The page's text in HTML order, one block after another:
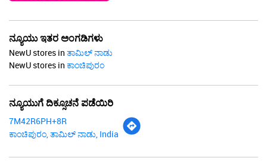
ನ್ಯೂಯು ಇತರ ಅಂಗಡಿಗಳು
NewU stores in ತಾಮಿಲ್ ನಾಡು
NewU stores in ಕಾಂಚಿಪುರಂ
ನ್ಯೂಯುಗೆ ದಿಕ್ಸೂಚನೆ ಪಡೆಯಿರಿ
7M42R6PH+8R
ಕಾಂಚಿಪುರಂ, ತಾಮಿಲ್ ನಾಡು, India